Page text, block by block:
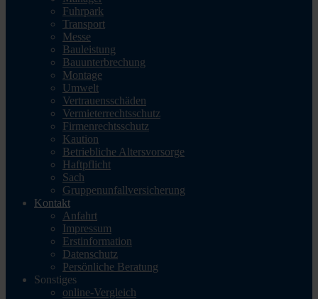
Fuhrpark
Transport
Messe
Bauleistung
Bauunterbrechung
Montage
Umwelt
Vertrauensschäden
Vermieterrechtsschutz
Firmenrechtsschutz
Kaution
Betriebliche Altersvorsorge
Haftpflicht
Sach
Gruppenunfallversicherung
Kontakt
Anfahrt
Impressum
Erstinformation
Datenschutz
Persönliche Beratung
Sonstiges
online-Vergleich